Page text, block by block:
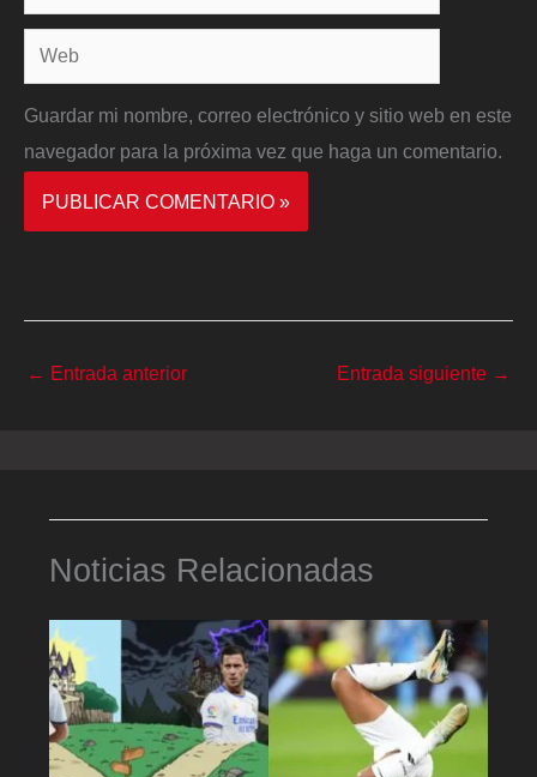
electrónico*
Web
Guardar mi nombre, correo electrónico y sitio web en este
navegador para la próxima vez que haga un comentario.
← Entrada anterior Entrada siguiente →
Noticias Relacionadas